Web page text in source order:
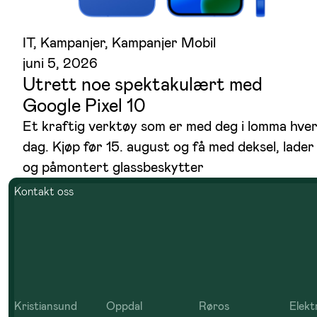
IT, Kampanjer, Kampanjer Mobil
juni 5, 2026
Utrett noe spektakulært med
Google Pixel 10
Et kraftig verktøy som er med deg i lomma hver
dag. Kjøp før 15. august og få med deksel, lader
og påmontert glassbeskytter
Kontakt oss
Kristiansund Oppdal Røros